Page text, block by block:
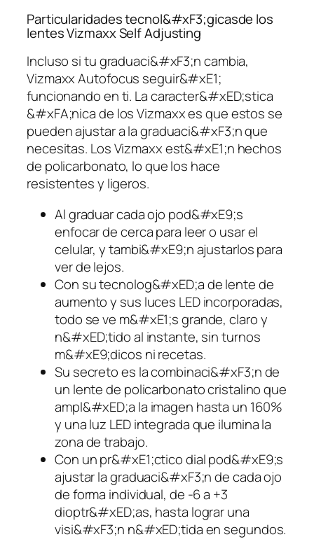
Particularidades tecnol&#xF3;gicasde los
lentes Vizmaxx Self Adjusting
Incluso si tu graduaci&#xF3;n cambia,
Vizmaxx Autofocus seguir&#xE1;
funcionando en ti. La caracter&#xED;stica
&#xFA;nica de los Vizmaxx es que estos se
pueden ajustar a la graduaci&#xF3;n que
necesitas. Los Vizmaxx est&#xE1;n hechos
de policarbonato, lo que los hace
resistentes y ligeros.
Al graduar cada ojo pod&#xE9;s
enfocar de cerca para leer o usar el
celular, y tambi&#xE9;n ajustarlos para
ver de lejos.
Con su tecnolog&#xED;a de lente de
aumento y sus luces LED incorporadas,
todo se ve m&#xE1;s grande, claro y
n&#xED;tido al instante, sin turnos
m&#xE9;dicos ni recetas.
Su secreto es la combinaci&#xF3;n de
un lente de policarbonato cristalino que
ampl&#xED;a la imagen hasta un 160%
y una luz LED integrada que ilumina la
zona de trabajo.
Con un pr&#xE1;ctico dial pod&#xE9;s
ajustar la graduaci&#xF3;n de cada ojo
de forma individual, de -6 a +3
dioptr&#xED;as, hasta lograr una
visi&#xF3;n n&#xED;tida en segundos.